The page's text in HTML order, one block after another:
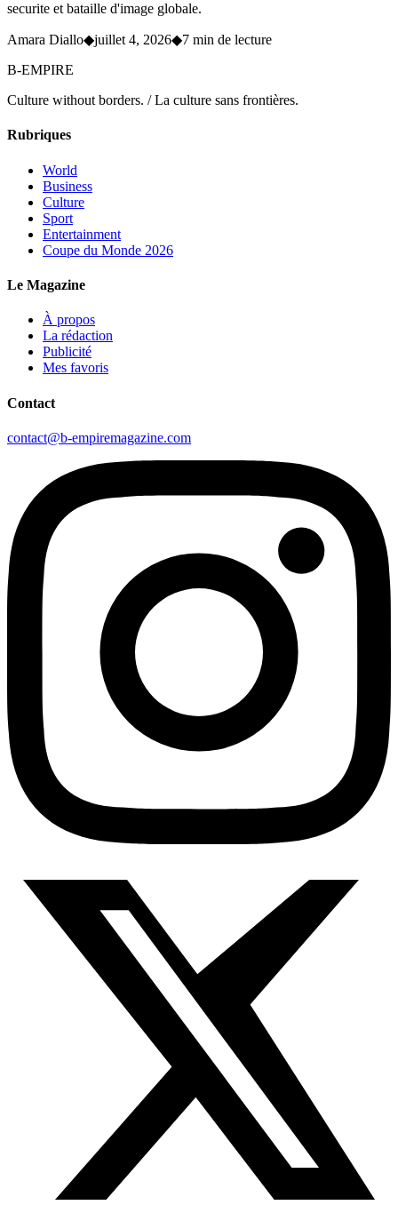
securite et bataille d'image globale.
Amara Diallo◆juillet 4, 2026◆7 min de lecture
B-EMPIRE
Culture without borders. / La culture sans frontières.
Rubriques
World
Business
Culture
Sport
Entertainment
Coupe du Monde 2026
Le Magazine
À propos
La rédaction
Publicité
Mes favoris
Contact
contact@b-empiremagazine.com